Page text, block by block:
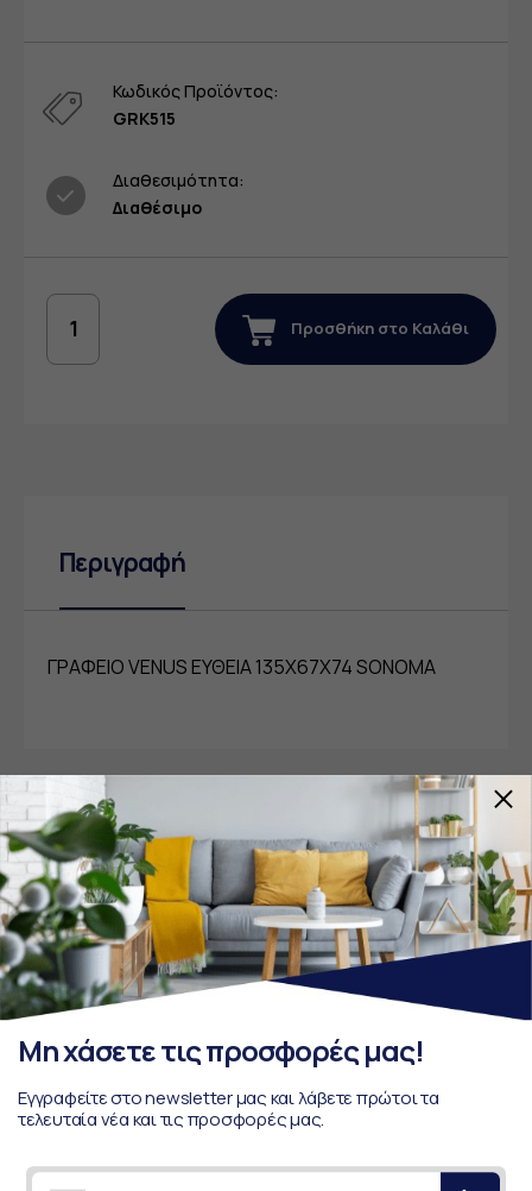
Μη χάσετε τις προσφορές μας!
Εγγραφείτε στο newsletter μας και λάβετε πρώτοι τα
τελευταία νέα και τις προσφορές μας.
Κωδικός Προϊόντος:
GRK515
Διαθεσιμότητα:
Διαθέσιμο
Προσθήκη στο Καλάθι
Περιγραφή
ΓΡΑΦΕΙΟ VENUS ΕΥΘΕΙΑ 135X67X74 SONOMA
Μη χάσετε τις προσφορές μας!
Εγγραφείτε στο newsletter μας και λάβετε
πρώτοι τα τελευταία νέα και τις προσφορές μας.
Δεδομένων